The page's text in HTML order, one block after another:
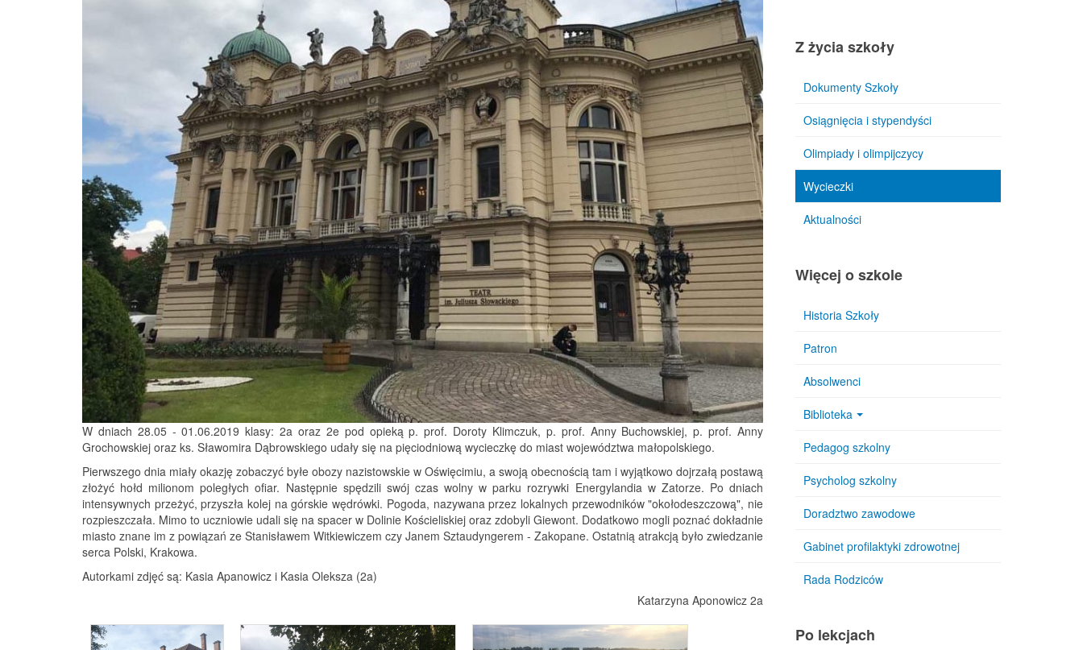
W dniach 28.05 - 01.06.2019 klasy: 2a oraz 2e pod opieką p. prof. Doroty Klimczuk, p. prof. Anny Buchowskiej, p. prof. Anny
Grochowskiej oraz ks. Sławomira Dąbrowskiego udały się na pięciodniową wycieczkę do miast województwa małopolskiego.
Pierwszego dnia miały okazję zobaczyć byłe obozy nazistowskie w Oświęcimiu, a swoją obecnością tam i wyjątkowo dojrzałą postawą
złożyć hołd milionom poległych ofiar. Następnie spędzili swój czas wolny w parku rozrywki Energylandia w Zatorze. Po dniach
intensywnych przeżyć, przyszła kolej na górskie wędrówki. Pogoda, nazywana przez lokalnych przewodników "okołodeszczową", nie
rozpieszczała. Mimo to uczniowie udali się na spacer w Dolinie Kościeliskiej oraz zdobyli Giewont. Dodatkowo mogli poznać dokładnie
miasto znane im z powiązań ze Stanisławem Witkiewiczem czy Janem Sztaudyngerem - Zakopane. Ostatnią atrakcją było zwiedzanie
serca Polski, Krakowa.
Autorkami zdjęć są: Kasia Apanowicz i Kasia Oleksza (2a)
Katarzyna Aponowicz 2a
Z życia szkoły
Dokumenty Szkoły
Osiągnięcia i stypendyści
Olimpiady i olimpijczycy
Wycieczki
Aktualności
Więcej o szkole
Historia Szkoły
Patron
Absolwenci
Biblioteka
Pedagog szkolny
Psycholog szkolny
Doradztwo zawodowe
Gabinet profilaktyki zdrowotnej
Rada Rodziców
Po lekcjach